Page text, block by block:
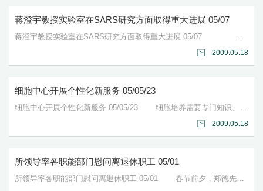
蒋澄宇教授实验室在SARS研究方面取得重大进展 05/07
蒋澄宇教授实验室在SARS研究方面取得重大进展 05/07 蒋澄宇教授实验室与实验动物研究所、协和医院等单位及奥地利、加拿大、日本等国家的多个实验室合作，发现血...
2009.05.18
细胞中心开展个性化新服务 05/05/23
细胞中心开展个性化新服务 05/05/23 细胞培养需要专门知识、技能，而且需要一定的实践经验，但在日常工作中，我们发现许多实验室细胞培养工作由研究生承担。为此，细...
2009.05.18
所领导率各职能部门慰问离退休职工 05/01
所领导率各职能部门慰问离退休职工 05/01 春节前夕，郑德先所长、王恒书记率领职能部门负责人走访老干部、老专家和退休困难职工，向他们送去了慰问品和节日的祝福。 ...